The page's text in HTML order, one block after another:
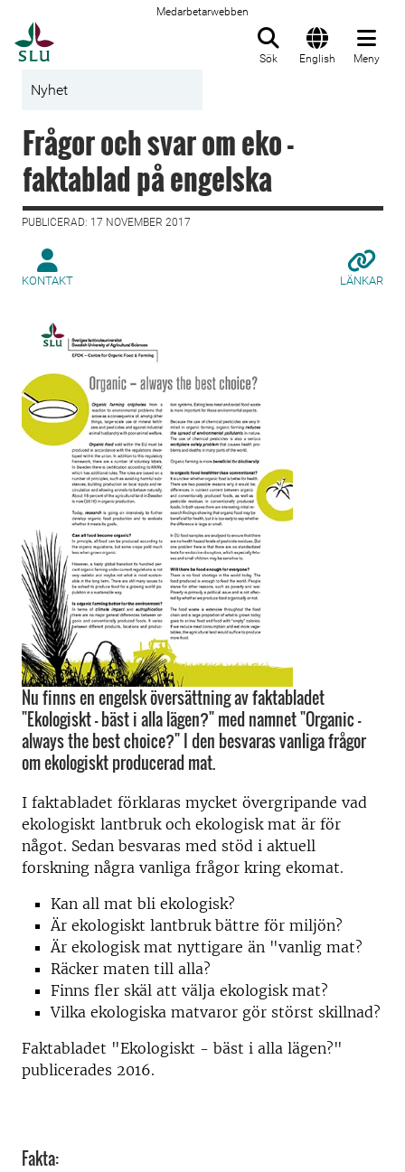
Medarbetarwebben
Sök English Meny
Nyhet
Frågor och svar om eko -
faktablad på engelska
PUBLICERAD: 17 NOVEMBER 2017
KONTAKT LÄNKAR
Nu finns en engelsk översättning av faktabladet
"Ekologiskt - bäst i alla lägen?" med namnet "Organic -
always the best choice?" I den besvaras vanliga frågor
om ekologiskt producerad mat.
I faktabladet förklaras mycket övergripande vad
ekologiskt lantbruk och ekologisk mat är för
något. Sedan besvaras med stöd i aktuell
forskning några vanliga frågor kring ekomat.
Kan all mat bli ekologisk?
Är ekologiskt lantbruk bättre för miljön?
Är ekologisk mat nyttigare än "vanlig mat?
Räcker maten till alla?
Finns fler skäl att välja ekologisk mat?
Vilka ekologiska matvaror gör störst skillnad?
Faktabladet "Ekologiskt - bäst i alla lägen?"
publicerades 2016.
Fakta: